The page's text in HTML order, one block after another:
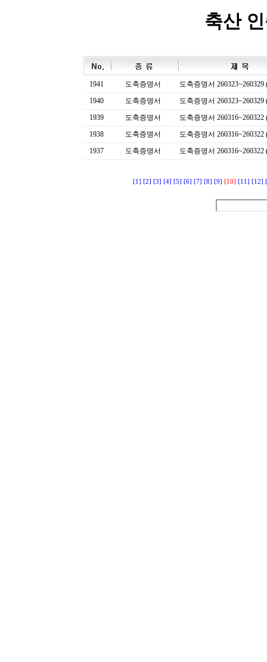
축산
1941 도축증명서
도축증명서 260323~260329
1940
도축증명서
도축증명서 260323~260329
1939
도축증명서
도축증명서 260316~260322
1938
도축증명서
도축증명서 260316~260322
1937
도축증명서 도축증명서 260316~260322
[1] [2] [3] [4] [5] [6] [7] [8] [9] [10] [11] [12]